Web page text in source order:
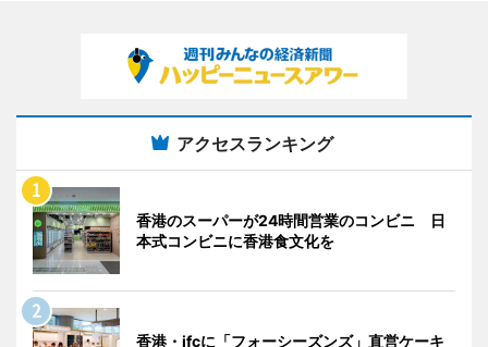
アクセスランキング
香港のスーパーが24時間営業のコンビニ 日
本式コンビニに香港食文化を
香港・ifcに「フォーシーズンズ」直営ケーキ